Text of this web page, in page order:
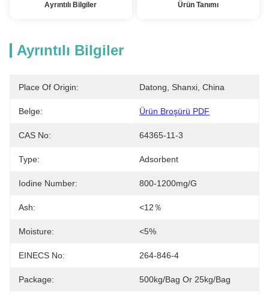
Ayrıntılı Bilgiler Ürün Tanımı
Ayrıntılı Bilgiler
Place Of Origin: Datong, Shanxi, China
Belge: Ürün Broşürü PDF
CAS No: 64365-11-3
Type: Adsorbent
Iodine Number: 800-1200mg/g
Ash: <12％
Moisture: <5%
EINECS No: 264-846-4
Package: 500kg/bag Or 25kg/bag